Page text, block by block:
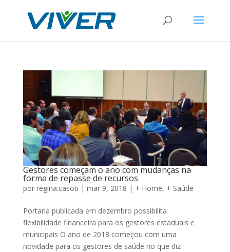
Gestores começam o ano com mudanças na
forma de repasse de recursos
por regina.casoti | mar 9, 2018 | + Home, + Saúde
Portaria publicada em dezembro possibilita
flexibilidade financeira para os gestores estaduais e
municipais O ano de 2018 começou com uma
novidade para os gestores de saúde no que diz